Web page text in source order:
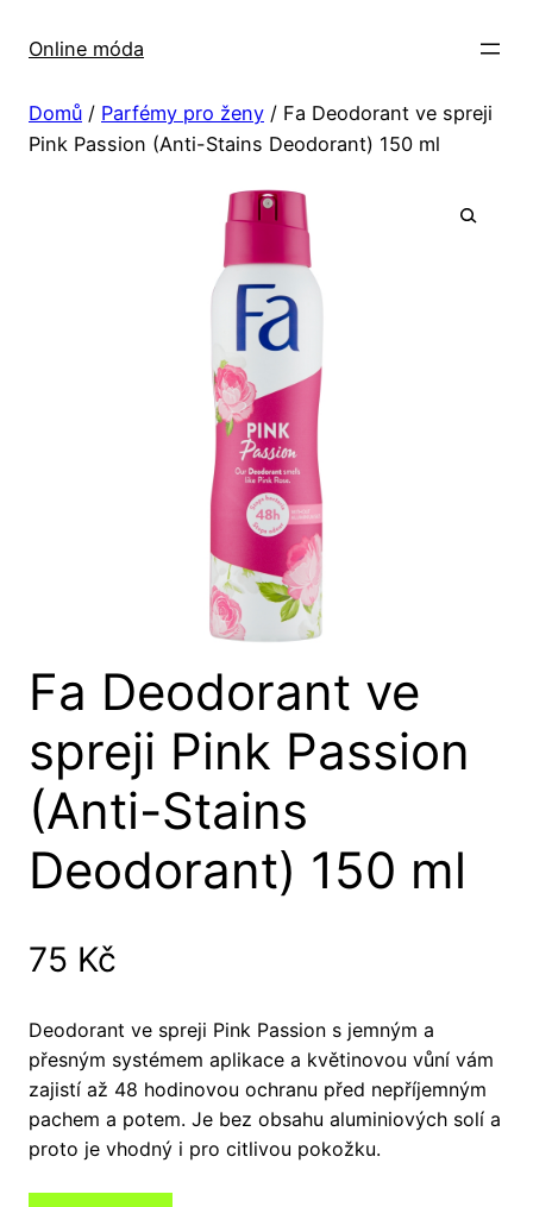
Online móda
Domů / Parfémy pro ženy / Fa Deodorant ve spreji
Pink Passion (Anti-Stains Deodorant) 150 ml
Fa Deodorant ve
spreji Pink Passion
(Anti-Stains
Deodorant) 150 ml
75 Kč
Deodorant ve spreji Pink Passion s jemným a
přesným systémem aplikace a květinovou vůní vám
zajistí až 48 hodinovou ochranu před nepříjemným
pachem a potem. Je bez obsahu aluminiových solí a
proto je vhodný i pro citlivou pokožku.